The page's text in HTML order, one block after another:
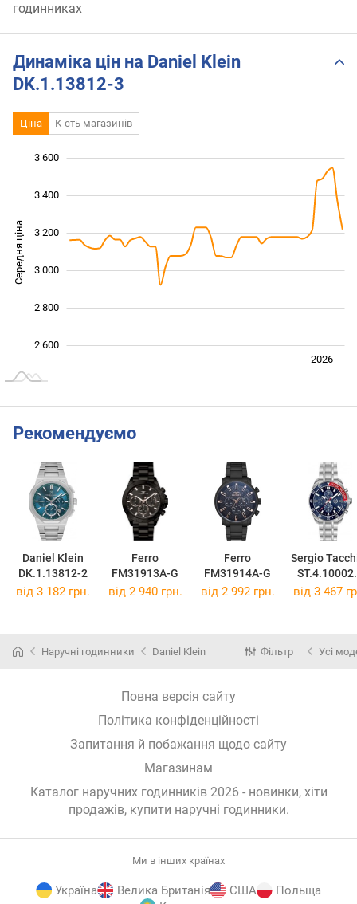
годинниках
Динаміка цін на Daniel Klein
DK.1.13812-3
Ціна К-сть магазинів
Середня ціна
2 600
2 800
3 000
3 200
3 400
3 600
2026
Рекомендуємо
Daniel Klein
DK.1.13812-2
Ferro
FM31913A-G
Ferro
FM31914A-G
Sergio
від 3 182 грн. від 2 940 грн. від 2 992 грн. від 3 467
Наручні годинники Daniel Klein Фільтр Усі
Повна версія сайту
Політика конфіденційності
Запитання й побажання щодо сайту
Магазинам
Каталог наручних годинників 2026 - новинки, хіти
продажів, купити наручні годинники.
Ми в інших країнах
Україна Велика Британія США
Польща